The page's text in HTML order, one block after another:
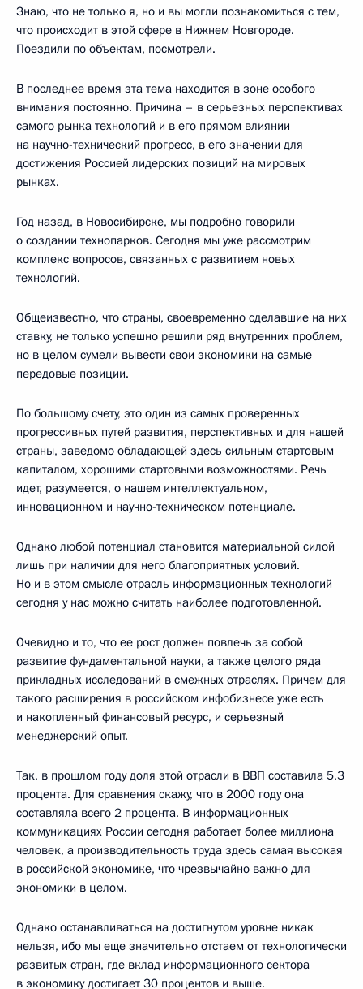
Знаю, что не только я, но и вы могли познакомиться с тем,
что происходит в этой сфере в Нижнем Новгороде.
Поездили по объектам, посмотрели.
В последнее время эта тема находится в зоне особого
внимания постоянно. Причина – в серьезных перспективах
самого рынка технологий и в его прямом влиянии
на научно-технический прогресс, в его значении для
достижения Россией лидерских позиций на мировых
рынках.
Год назад, в Новосибирске, мы подробно говорили
о создании технопарков. Сегодня мы уже рассмотрим
комплекс вопросов, связанных с развитием новых
технологий.
Общеизвестно, что страны, своевременно сделавшие на них
ставку, не только успешно решили ряд внутренних проблем,
но в целом сумели вывести свои экономики на самые
передовые позиции.
По большому счету, это один из самых проверенных
прогрессивных путей развития, перспективных и для нашей
страны, заведомо обладающей здесь сильным стартовым
капиталом, хорошими стартовыми возможностями. Речь
идет, разумеется, о нашем интеллектуальном,
инновационном и научно-техническом потенциале.
Однако любой потенциал становится материальной силой
лишь при наличии для него благоприятных условий.
Но и в этом смысле отрасль информационных технологий
сегодня у нас можно считать наиболее подготовленной.
Очевидно и то, что ее рост должен повлечь за собой
развитие фундаментальной науки, а также целого ряда
прикладных исследований в смежных отраслях. Причем для
такого расширения в российском инфобизнесе уже есть
и накопленный финансовый ресурс, и серьезный
менеджерский опыт.
Так, в прошлом году доля этой отрасли в ВВП составила 5,3
процента. Для сравнения скажу, что в 2000 году она
составляла всего 2 процента. В информационных
коммуникациях России сегодня работает более миллиона
человек, а производительность труда здесь самая высокая
в российской экономике, что чрезвычайно важно для
экономики в целом.
Однако останавливаться на достигнутом уровне никак
нельзя, ибо мы еще значительно отстаем от технологически
развитых стран, где вклад информационного сектора
в экономику достигает 30 процентов и выше.